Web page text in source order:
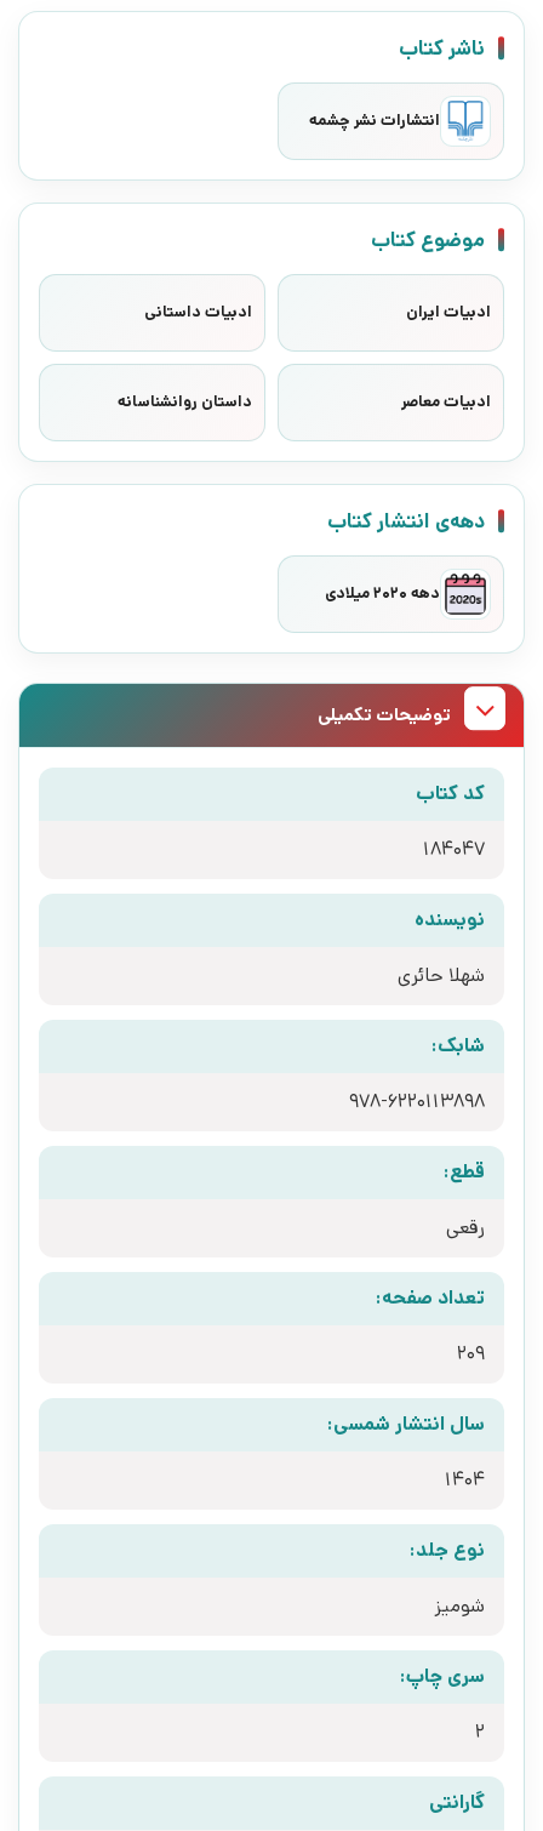
ناشر کتاب
انتشارات نشر چشمه
موضوع کتاب
ادبیات ایران ادبیات داستانی
ادبیات معاصر داستان روانشناسانه
دهه‌ی انتشار کتاب
دهه 2020 میلادی
توضیحات تکمیلی
کد کتاب
184047
نویسنده
شهلا حائری
شابک:
قطع:
رقعی
تعداد صفحه:
209
سال انتشار شمسی:
1404
نوع جلد:
شومیز
سری چاپ:
2
گارانتی